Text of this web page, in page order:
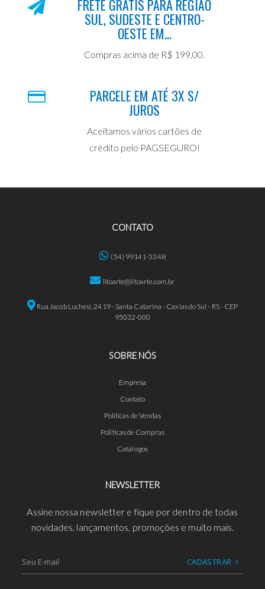
FRETE GRÁTIS PARA REGIÃO
SUL, SUDESTE E CENTRO-
OESTE EM...
Compras acima de R$ 199,00.
PARCELE EM ATÉ 3X S/
JUROS
Aceitamos vários cartões de
crédito pelo PAGSEGURO!
CONTATO
(54) 99141-5348
litoarte@litoarte.com.br
Rua Jacob Luchesi, 2419 - Santa Catarina - Caxias do Sul - RS - CEP
95032-000
SOBRE NÓS
Empresa
Contato
Políticas de Vendas
Políticas de Compras
Catálogos
NEWSLETTER
Assine nossa newsletter e fique por dentro de todas
novidades, lançamentos, promoções e muito mais.
CADASTRAR